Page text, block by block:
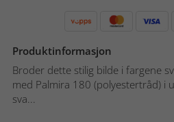
Produktinformasjon
Broder dette stilig bilde i fargene
med Palmira 180 (polyestertråd) i
sva...